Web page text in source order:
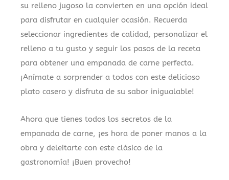
su relleno jugoso la convierten en una opción ideal
para disfrutar en cualquier ocasión. Recuerda
seleccionar ingredientes de calidad, personalizar el
relleno a tu gusto y seguir los pasos de la receta
para obtener una empanada de carne perfecta.
¡Anímate a sorprender a todos con este delicioso
plato casero y disfruta de su sabor inigualable!
Ahora que tienes todos los secretos de la
empanada de carne, ¡es hora de poner manos a la
obra y deleitarte con este clásico de la
gastronomía! ¡Buen provecho!